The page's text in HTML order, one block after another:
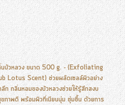
นบัวหลวง ขนาด 500 g. - (Exfoliating
Lotus Scent) ช่วยผลัดเซลล์ผิวอย่าง
ก กลิ่นหอมของบัวหลวงช่วยให้รู้สึกสงบ
ภาพดี พร้อมผิวที่เนียนนุ่ม ชุ่มชื้น ด้วยการ